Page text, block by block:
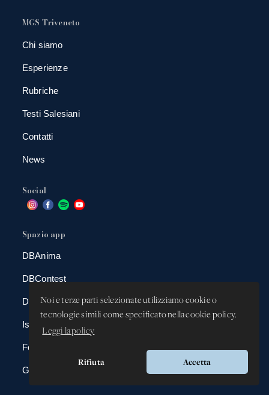
Noi e terze parti selezionate utilizziamo cookie o
tecnologie simili come specificato nella cookie policy.
Leggi la policy
Rifiuta Accetta
MGS Triveneto
Chi siamo
Esperienze
Rubriche
Testi Salesiani
Contatti
News
Social
Spazio app
DBAnima
DBContest
DBDrive
Iscrizioni
Fotografie
Gadgets